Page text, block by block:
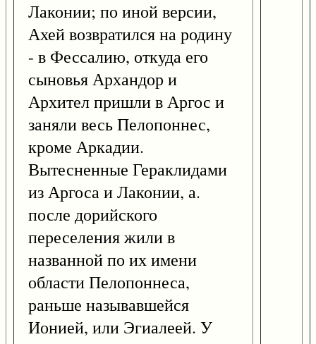
Лаконии; по иной версии,
Ахей возвратился на родину
- в Фессалию, откуда его
сыновья Архандор и
Архител пришли в Аргос и
заняли весь Пелопоннес,
кроме Аркадии.
Вытесненные Гераклидами
из Аргоса и Лаконии, а.
после дорийского
переселения жили в
названной по их имени
области Пелопоннеса,
раньше называвшейся
Ионией, или Эгиалеей. У